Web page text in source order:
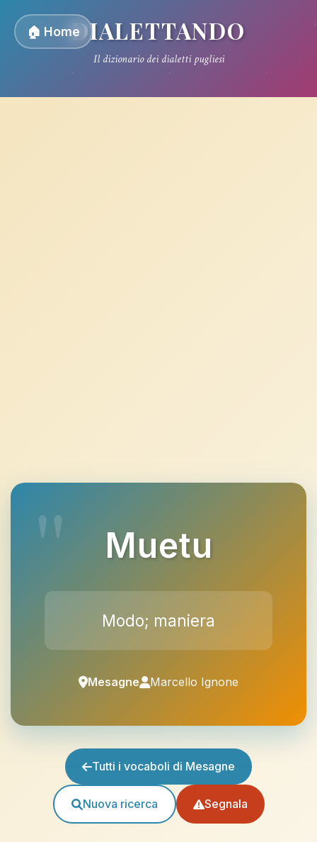
🏠 HomeDIALETTANDO
Il dizionario dei dialetti pugliesi
Muetu
Modo; maniera
Mesagne Marcello Ignone
Tutti i vocaboli di Mesagne
Nuova ricerca Segnala